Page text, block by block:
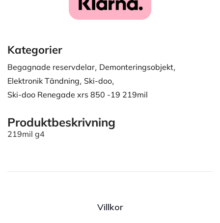
Kategorier
Begagnade reservdelar, Demonteringsobjekt,
Elektronik Tändning, Ski-doo,
Ski-doo Renegade xrs 850 -19 219mil
Produktbeskrivning
219mil g4
Villkor